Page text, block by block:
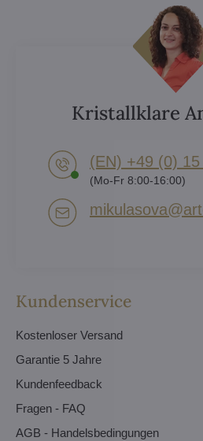
Kundenservice
Kostenloser Versand
Garantie 5 Jahre
Kundenfeedback
Fragen - FAQ
AGB - Handelsbedingungen
Kristallklare
(EN) +49 (0)
(Mo-Fr 8:00-16:00)